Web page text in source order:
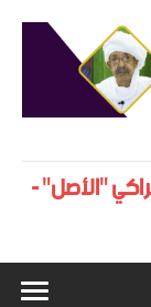
"الأصل" -